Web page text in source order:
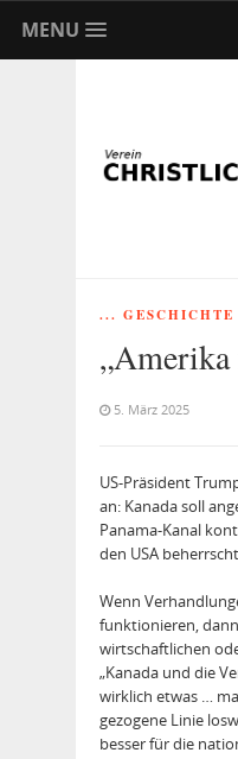
MENU
... GESCHICHTE
5. März 2025
US-Präsident
an: Kanada soll
Panama-Kanal
den USA
Wenn
funktionieren,
wirtschaftlichen
„Kanada und die
wirklich etwas …
gezogene Linie
besser für die